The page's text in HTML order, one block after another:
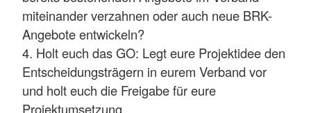
miteinander verzahnen oder auch neue BRK-
Angebote entwickeln?
4. Holt euch das GO: Legt eure Projektidee den
Entscheidungsträgern in eurem Verband vor
und holt euch die Freigabe für eure
Projektumsetzung.